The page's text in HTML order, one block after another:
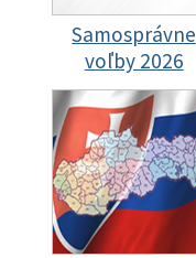
Samosprávne
voľby 2026